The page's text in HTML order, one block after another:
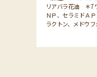
リアバラ花油 ＊7
ＮＰ、セラミドＡ
ラクトン、メドウ